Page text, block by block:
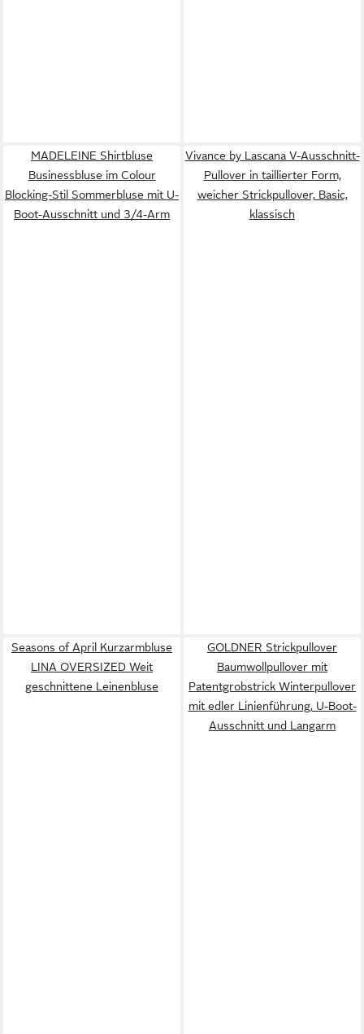
MADELEINE Shirtbluse
Businessbluse im Colour
Blocking-Stil Sommerbluse mit U-
Boot-Ausschnitt und 3/4-Arm
Vivance by Lascana V-Ausschnitt-
Pullover in taillierter Form,
weicher Strickpullover, Basic,
klassisch
Seasons of April Kurzarmbluse
LINA OVERSIZED Weit
geschnittene Leinenbluse
GOLDNER Strickpullover
Baumwollpullover mit
Patentgrobstrick Winterpullover
mit edler Linienführung, U-Boot-
Ausschnitt und Langarm